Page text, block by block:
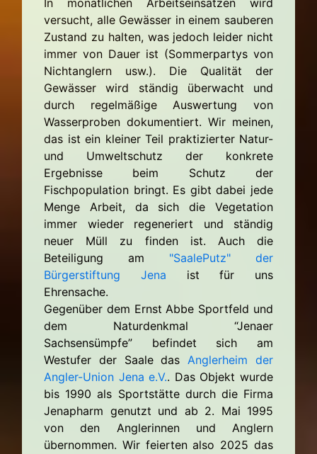
In monatlichen Arbeitseinsätzen wird
versucht, alle Gewässer in einem sauberen
Zustand zu halten, was jedoch leider nicht
immer von Dauer ist (Sommerpartys von
Nichtanglern usw.). Die Qualität der
Gewässer wird ständig überwacht und
durch regelmäßige Auswertung von
Wasserproben dokumentiert. Wir meinen,
das ist ein kleiner Teil praktizierter Natur-
und Umweltschutz der konkrete
Ergebnisse beim Schutz der
Fischpopulation bringt. Es gibt dabei jede
Menge Arbeit, da sich die Vegetation
immer wieder regeneriert und ständig
neuer Müll zu finden ist. Auch die
Beteiligung am "SaalePutz" der
Bürgerstiftung Jena ist für uns
Ehrensache.
Gegenüber dem Ernst Abbe Sportfeld und
dem Naturdenkmal “Jenaer
Sachsensümpfe” befindet sich am
Westufer der Saale dasAnglerheim der
Angler-Union Jena e.V.. Das Objekt wurde
bis 1990 als Sportstätte durch die Firma
Jenapharm genutzt und ab 2. Mai 1995
von den Anglerinnen und Anglern
übernommen. Wir feierten also 2025 das